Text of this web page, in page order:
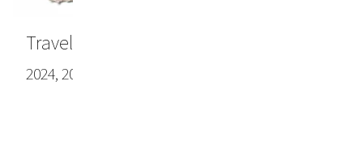
Travel note #14
2024, 20.47 x 28.35 in (52 x 72 cm)